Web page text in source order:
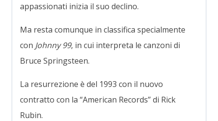
appassionati inizia il suo declino.
Ma resta comunque in classifica specialmente
con Johnny 99, in cui interpreta le canzoni di
Bruce Springsteen.
La resurrezione è del 1993 con il nuovo
contratto con la “American Records” di Rick
Rubin.